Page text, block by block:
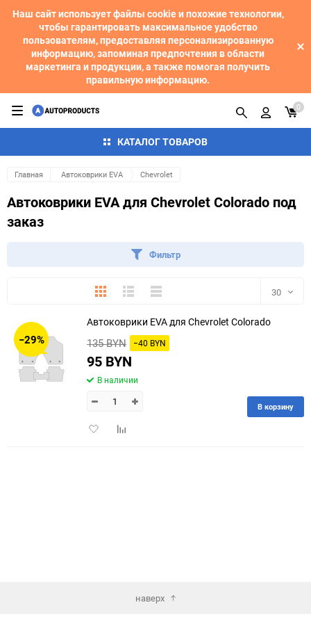
Наш сайт использует файлы cookie и похожие технологии,
чтобы гарантировать максимальное удобство
пользователям, предоставляя персонализированную
информацию, запоминая предпочтения в области
маркетинга и продукции, а также помогая получить
правильную информацию.
КАТАЛОГ ТОВАРОВ
0
Главная Автоковрики EVA Chevrolet
Автоковрики EVA для Chevrolet Colorado под
заказ
Фильтр
ПлиткаПодробноКомпактно 30
30
150
−29%
Автоковрики EVA для Chevrolet Colorado
135 BYN −40 BYN
95 BYN
В наличии
ДобавитьДобавить
В корзину
наверх